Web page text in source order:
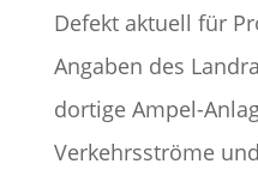
Defekt aktuell für
Angaben des
dortige Ampel-
Verkehrsströme